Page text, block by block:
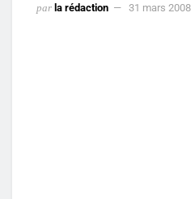
par la rédaction 31 mars 2008